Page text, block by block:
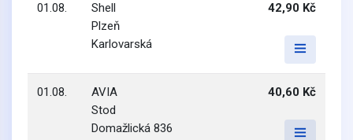
01.08.
Shell
Plzeň
Karlovarská
42,90 Kč
01.08.
AVIA
Stod
Domažlická 836
40,60 Kč